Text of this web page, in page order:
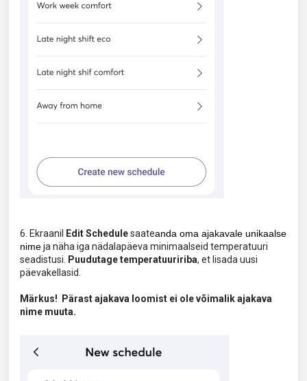
6. Ekraanil Edit Schedulesaateanda oma ajakavale unikaalse
nimeja näha iga nädalapäeva minimaalseid temperatuuri
seadistusi. Puudutage temperatuuririba, et lisada uusi
päevakellasid.
Märkus!
Pärast ajakava loomist ei ole võimalik ajakava
nime muuta.